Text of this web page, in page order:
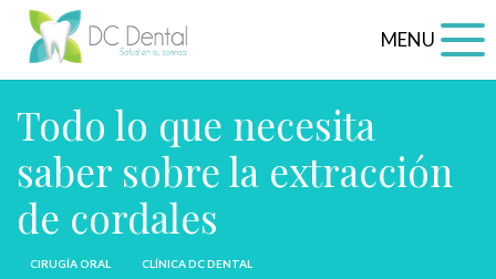
MENU
Todo lo que necesita
saber sobre la extracción
de cordales
CIRUGÍA ORAL CLÍNICA DC DENTAL